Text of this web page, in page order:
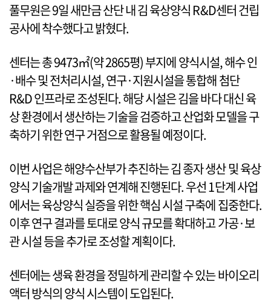
풀무원은 9일 새만금 산단 내 김 육상양식 R&D센터 건립
공사에 착수했다고 밝혔다.
센터는 총 9473㎡(약 2865평) 부지에 양식시설, 해수 인
·배수 및 전처리시설, 연구·지원시설을 통합해 첨단
R&D 인프라로 조성된다. 해당 시설은 김을 바다 대신 육
상 환경에서 생산하는 기술을 검증하고 산업화 모델을 구
축하기 위한 연구 거점으로 활용될 예정이다.
이번 사업은 해양수산부가 추진하는 김 종자 생산 및 육상
양식 기술개발 과제와 연계해 진행된다. 우선 1단계 사업
에서는 육상양식 실증을 위한 핵심 시설 구축에 집중한다.
이후 연구 결과를 토대로 양식 규모를 확대하고 가공·보
관 시설 등을 추가로 조성할 계획이다.
센터에는 생육 환경을 정밀하게 관리할 수 있는 바이오리
액터 방식의 양식 시스템이 도입된다.